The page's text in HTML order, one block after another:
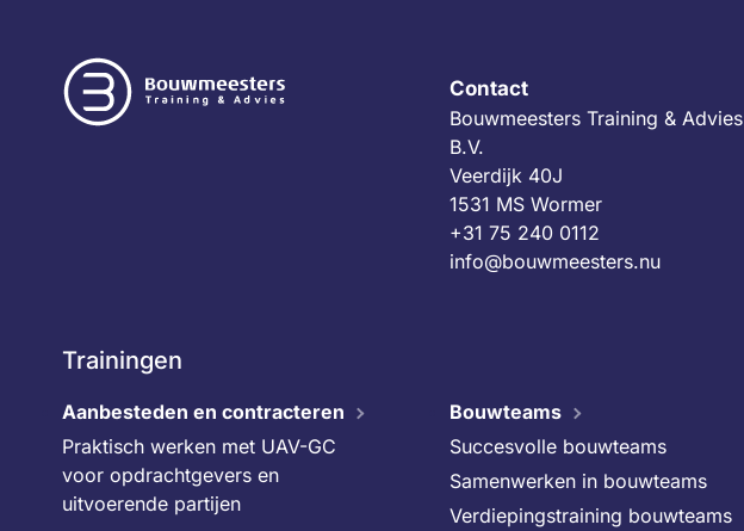
Contact
Bouwmeesters Training & Advies
B.V.
Veerdijk 40J
1531 MS Wormer
+31 75 240 0112
info@bouwmeesters.nu
Trainingen
Aanbesteden en contracteren
Praktisch werken met UAV-GC
voor opdrachtgevers en
uitvoerende partijen
Bouwteams
Succesvolle bouwteams
Samenwerken in bouwteams
Verdiepingstraining bouwteams